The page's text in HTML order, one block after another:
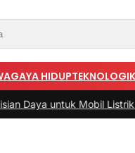
GAYA HIDUPTEKNOLOGI
Mobil Listrik yang